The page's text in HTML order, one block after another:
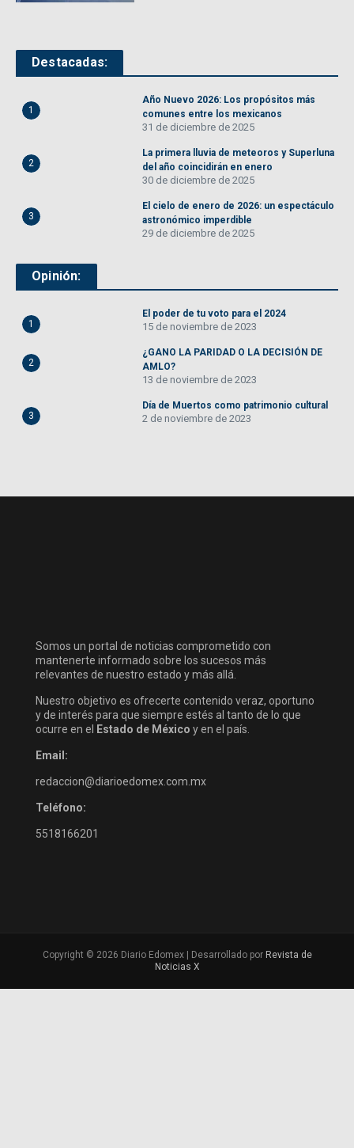
Destacadas:
1
Año Nuevo 2026: Los propósitos más
comunes entre los mexicanos
31 de diciembre de 2025
2
La primera lluvia de meteoros y Superluna
del año coincidirán en enero
30 de diciembre de 2025
3
El cielo de enero de 2026: un espectáculo
astronómico imperdible
29 de diciembre de 2025
Opinión:
1
El poder de tu voto para el 2024
15 de noviembre de 2023
2
¿GANO LA PARIDAD O LA DECISIÓN DE
AMLO?
13 de noviembre de 2023
3
Día de Muertos como patrimonio cultural
2 de noviembre de 2023
Somos un portal de noticias comprometido con
mantenerte informado sobre los sucesos más
relevantes de nuestro estado y más allá.
Nuestro objetivo es ofrecerte contenido veraz, oportuno
y de interés para que siempre estés al tanto de lo que
ocurre en el
Estado de México y en el país.
Email:
redaccion@diarioedomex.com.mx
Teléfono:
5518166201
Copyright © 2026 Diario Edomex | Desarrollado por Revista de
Noticias X